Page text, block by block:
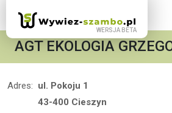
AGT EKOLOGIA
Adres: ul. Pokoju 1
43-400 Cieszyn